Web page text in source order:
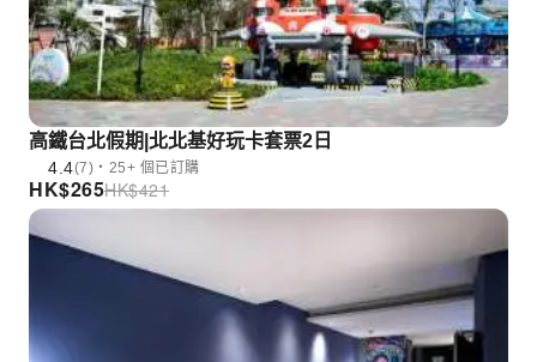
高鐵台北假期|北北基好玩卡套票2日
4.4(7)・25+ 個已訂購
HK$265HK$421